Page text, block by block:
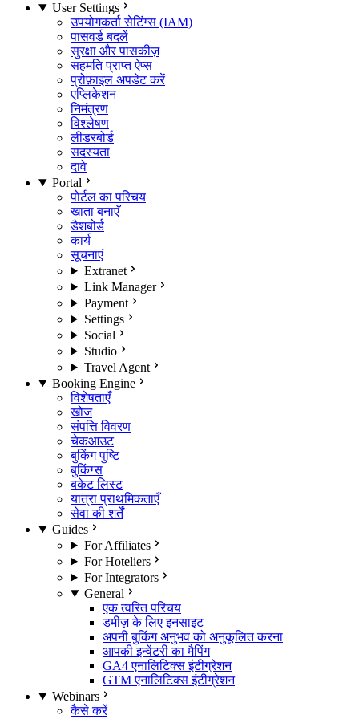
User Settings
उपयोगकर्ता सेटिंग्स (IAM)
पासवर्ड बदलें
सुरक्षा और पासकीज़
सहमति प्राप्त ऐप्स
प्रोफ़ाइल अपडेट करें
एप्लिकेशन
निमंत्रण
विश्लेषण
लीडरबोर्ड
सदस्यता
दावे
Portal
पोर्टल का परिचय
खाता बनाएँ
डैशबोर्ड
कार्य
सूचनाएं
Extranet
Link Manager
Payment
Settings
Social
Studio
Travel Agent
Booking Engine
विशेषताएँ
खोज
संपत्ति विवरण
चेकआउट
बुकिंग पुष्टि
बुकिंग्स
बकेट लिस्ट
यात्रा प्राथमिकताएँ
सेवा की शर्तें
Guides
For Affiliates
For Hoteliers
For Integrators
General
एक त्वरित परिचय
डमीज़ के लिए इनसाइट
अपनी बुकिंग अनुभव को अनुकूलित करना
आपकी इन्वेंटरी का मैपिंग
GA4 एनालिटिक्स इंटीग्रेशन
GTM एनालिटिक्स इंटीग्रेशन
Webinars
कैसे करें